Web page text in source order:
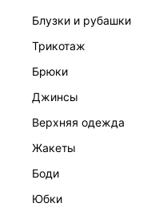
блузки и рубашки
трикотаж
брюки
джинсы
верхняя одежда
жакеты
боди
юбки
КАТАЛОГ
КОМПАНИЯ